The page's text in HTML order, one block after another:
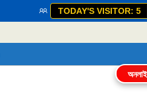
TODAY'S VISITOR: 5